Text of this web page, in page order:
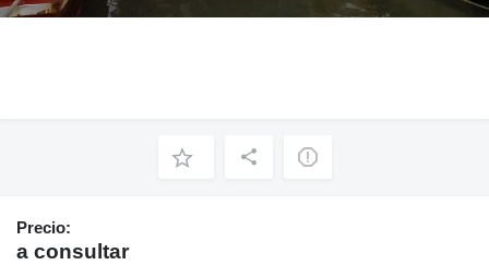
Precio:
a consultar